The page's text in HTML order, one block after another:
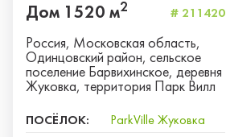
Дом 1520 м2 # 211420
Россия, Московская область,
Одинцовский район, сельское
поселение Барвихинское, деревня
Жуковка, территория Парк Вилл
ПОСЁЛОК:
ParkVille Жуковка